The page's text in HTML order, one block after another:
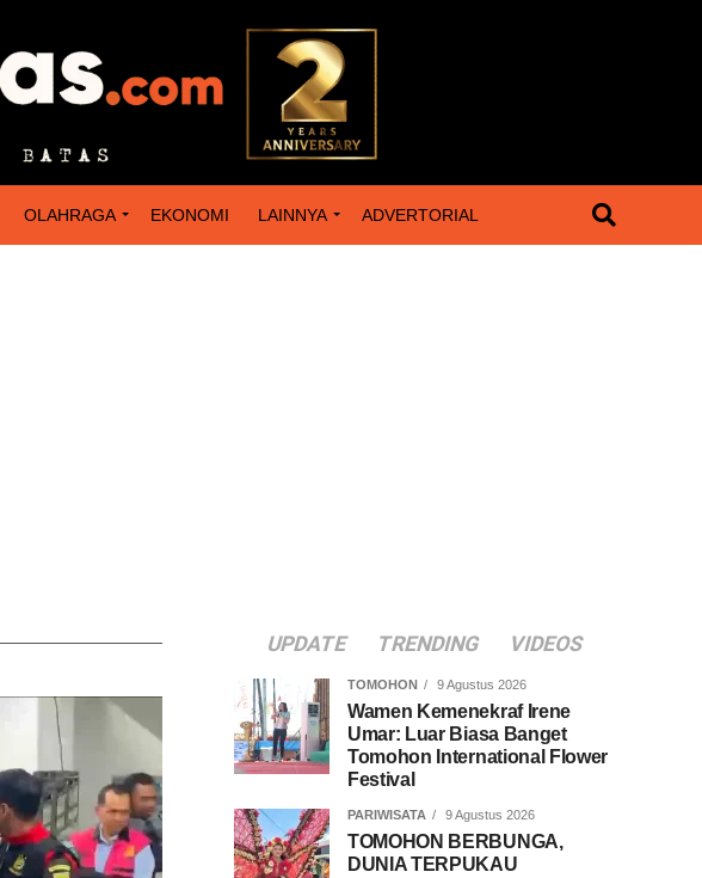
OLAHRAGA EKONOMI LAINNYA ADVERTORIAL
UPDATE TRENDING VIDEOS
TOMOHON 9 Agustus 2026
Wamen Kemenekraf Irene
Umar: Luar Biasa Banget
Tomohon International Flower
Festival
PARIWISATA 9 Agustus 2026
TOMOHON BERBUNGA,
DUNIA TERPUKAU